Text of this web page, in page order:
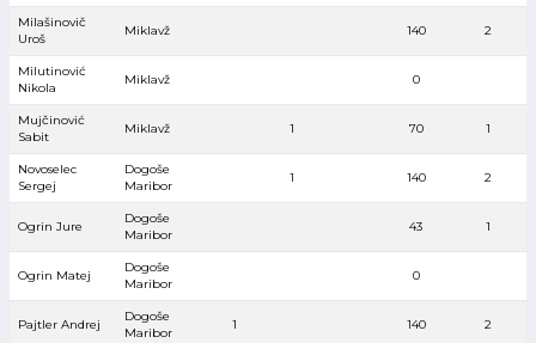
Milašinovič
Uroš
Miklavž 140 2
Milutinović
Nikola
Miklavž 0
Mujčinović
Sabit
Miklavž 1 70 1
Novoselec
Sergej
Dogoše
Maribor
1 140 2
Ogrin Jure
Dogoše
Maribor
43 1
Ogrin Matej
Dogoše
Maribor
0
Pajtler Andrej
Dogoše
Maribor
1 140 2